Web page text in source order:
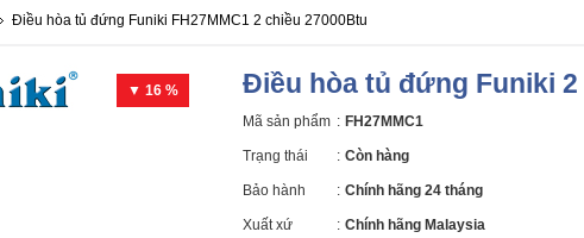
Điều hòa tủ đứng Funiki FH27MMC1 2 chiều 27000Btu
▼ 16 % Điều hòa tủ đứng Funiki 2
Mã sản phẩm : FH27MMC1
Trạng thái : Còn hàng
Bảo hành : Chính hãng 24 tháng
Xuất xứ : Chính hãng Malaysia